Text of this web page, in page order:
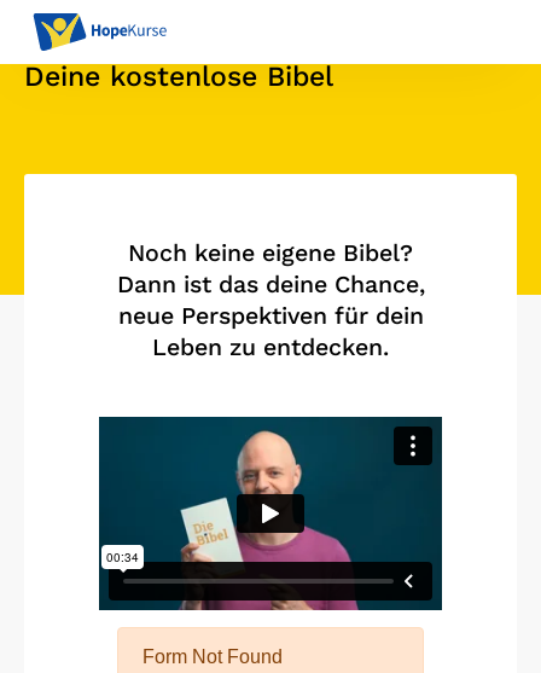
Deine kostenlose Bibel
Noch keine eigene Bibel?
Dann ist das deine Chance,
neue Perspektiven für dein
Leben zu entdecken.